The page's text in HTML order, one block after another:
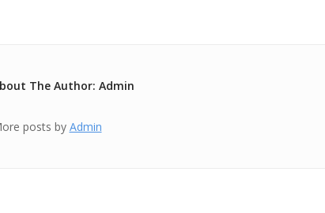
The Author: Admin
posts by Admin